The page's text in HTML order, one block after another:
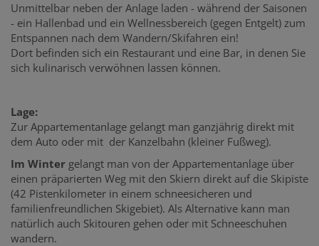
Unmittelbar neben der Anlage laden - während der Saisonen
- ein Hallenbad und ein Wellnessbereich (gegen Entgelt) zum
Entspannen nach dem Wandern/Skifahren ein!
Dort befinden sich ein Restaurant und eine Bar, in denen Sie
sich kulinarisch verwöhnen lassen können.
Lage:
Zur Appartementanlage gelangt man ganzjährig direkt mit
dem Auto oder mit der Kanzelbahn (kleiner Fußweg).
Im Winter gelangt man von der Appartementanlage über
einen präparierten Weg mit den Skiern direkt auf die Skipiste
(42 Pistenkilometer in einem schneesicheren und
familienfreundlichen Skigebiet). Als Alternative kann man
natürlich auch Skitouren gehen oder mit Schneeschuhen
wandern.